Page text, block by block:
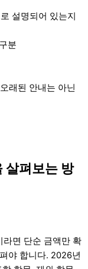
설명되어 있는지
분
래된 안내는 아닌
살펴보는 방
라면 단순 금액만 확
야 합니다. 2026년